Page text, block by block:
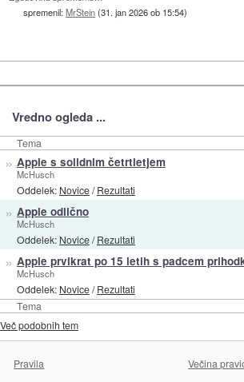
spremenil:MrStein(31. jan 2026 ob 15:54)
Vredno ogleda ...
Tema
Tema
» Apple s solidnim četrtletjem
McHusch
Oddelek: Novice/Rezultati
» Apple odlično
McHusch
Oddelek: Novice/Rezultati
» Apple prvikrat po 15 letih s padcem
McHusch
Oddelek: Novice/Rezultati
Več podobnih tem
Pravila Večina